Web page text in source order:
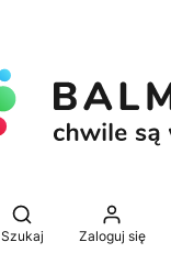
Otwórz wyszukiwarkę
Szukaj Zaloguj się